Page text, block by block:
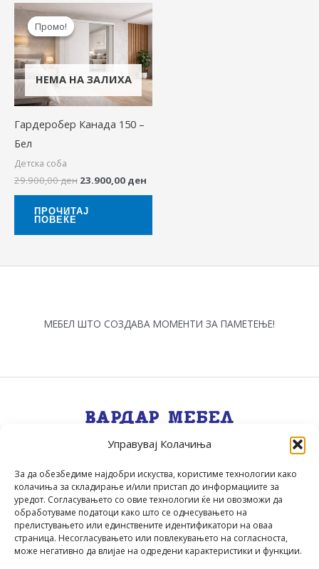
Управувај Колачиња
За да обезбедиме најдобри искуства, користиме технологии како
колачиња за складирање и/или пристап до информациите за
уредот. Согласувањето со овие технологии ќе ни овозможи да
обработуваме податоци како што се однесувањето на
прелистувањето или единствените идентификатори на оваа
страница. Несогласувањето или повлекувањето на согласноста,
може негативно да влијае на одредени карактеристики и функции.
Промо!
НЕМА НА ЗАЛИХА
Промо!
Гардеробер Канада 150 –
Бел
Детска соба
29.900,00ден
price
was:
29.900,00 ден.
23.900,00 ден
Current
price
ПРОЧИТАЈ
ПОВЕЌЕ
МЕБЕЛ ШТО СОЗДАВА МОМЕНТИ ЗА ПАМЕТЕЊЕ!
Квалитет, Стил, Селекција, Сервис.